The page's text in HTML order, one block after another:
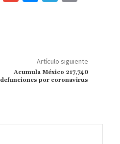
ge
r
m Li
n
k
Artículo siguiente
Acumula México 217,740
defunciones por coronavirus